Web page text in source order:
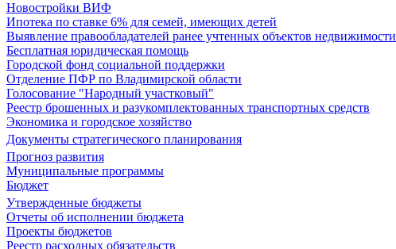
Новостройки ВИФ
Ипотека по ставке 6% для семей, имеющих детей
Выявление правообладателей ранее учтенных объектов недвижимости
Бесплатная юридическая помощь
Городской фонд социальной поддержки
Отделение ПФР по Владимирской области
Голосование "Народный участковый"
Реестр брошенных и разукомплектованных транспортных средств
Экономика и городское хозяйство
Документы стратегического планирования
Прогноз развития
Муниципальные программы
Бюджет
Утвержденные бюджеты
Отчеты об исполнении бюджета
Проекты бюджетов
Реестр расходных обязательств